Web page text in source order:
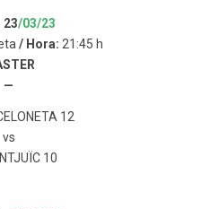
23/03/23
/ Hora: 21:45 h
—
12
vs
10